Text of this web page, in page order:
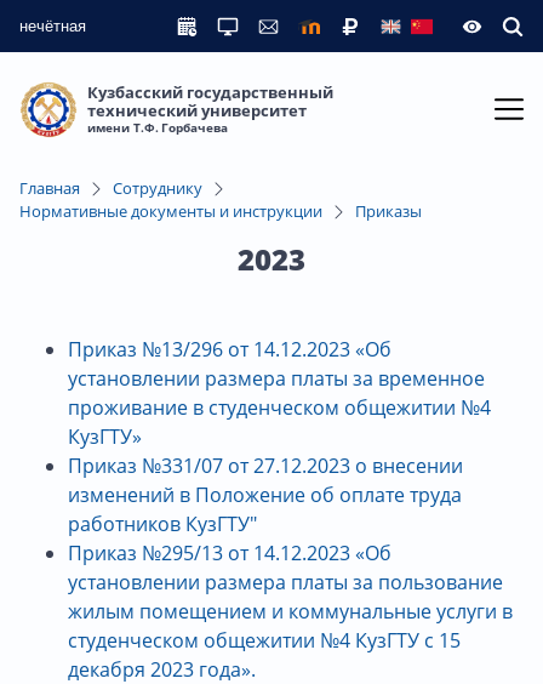
нечётная
Кузбасский государственный
технический университет
имени Т.Ф. Горбачева
Главная
Сотруднику
Нормативные документы и инструкции
Приказы
2023
Приказ №13/296 от 14.12.2023«Об
установлении размера платы за временное
проживание в студенческом общежитии №4
КузГТУ»
Приказ №331/07 от 27.12.2023 о внесении
изменений в Положение об оплате труда
работников КузГТУ"
Приказ №295/13 от 14.12.2023 «Об
установлении размера платы за пользование
жилым помещением и коммунальные услуги в
студенческом общежитии №4 КузГТУ с 15
декабря 2023 года».